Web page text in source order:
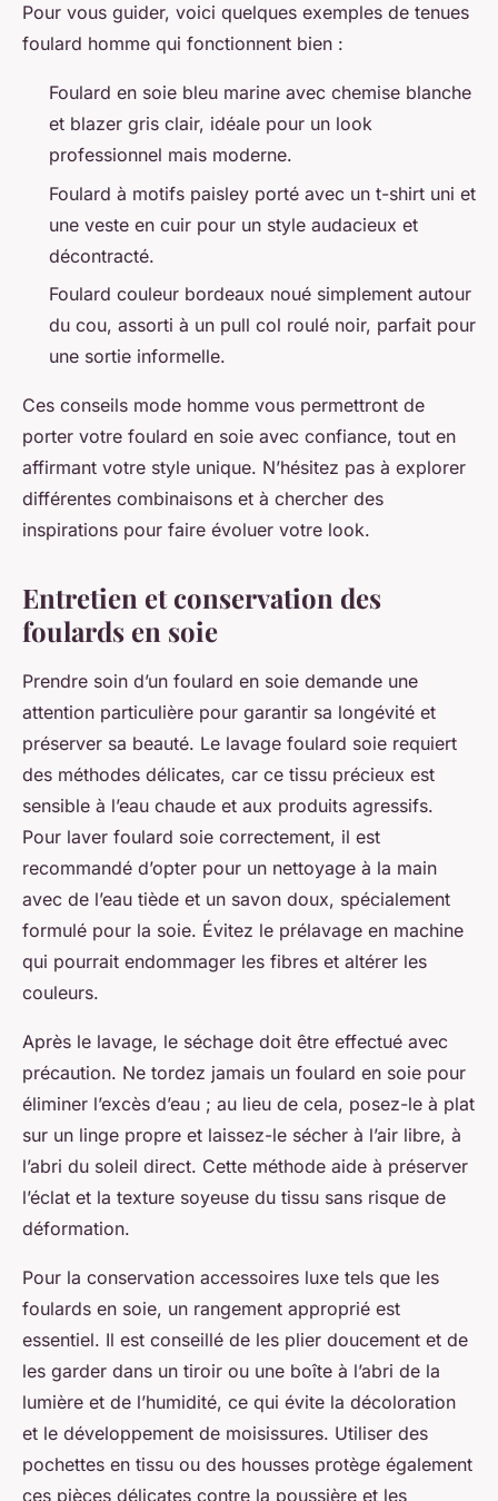
Pour vous guider, voici quelques exemples de tenues
foulard homme qui fonctionnent bien :
Foulard en soie bleu marine avec chemise blanche
et blazer gris clair, idéale pour un look
professionnel mais moderne.
Foulard à motifs paisley porté avec un t-shirt uni et
une veste en cuir pour un style audacieux et
décontracté.
Foulard couleur bordeaux noué simplement autour
du cou, assorti à un pull col roulé noir, parfait pour
une sortie informelle.
Ces conseils mode homme vous permettront de
porter votre foulard en soie avec confiance, tout en
affirmant votre style unique. N’hésitez pas à explorer
différentes combinaisons et à chercher des
inspirations pour faire évoluer votre look.
Entretien et conservation des
foulards en soie
Prendre soin d’un foulard en soie demande une
attention particulière pour garantir sa longévité et
préserver sa beauté. Le lavage foulard soie requiert
des méthodes délicates, car ce tissu précieux est
sensible à l’eau chaude et aux produits agressifs.
Pour laver foulard soie correctement, il est
recommandé d’opter pour un nettoyage à la main
avec de l’eau tiède et un savon doux, spécialement
formulé pour la soie. Évitez le prélavage en machine
qui pourrait endommager les fibres et altérer les
couleurs.
Après le lavage, le séchage doit être effectué avec
précaution. Ne tordez jamais un foulard en soie pour
éliminer l’excès d’eau ; au lieu de cela, posez-le à plat
sur un linge propre et laissez-le sécher à l’air libre, à
l’abri du soleil direct. Cette méthode aide à préserver
l’éclat et la texture soyeuse du tissu sans risque de
déformation.
Pour la conservation accessoires luxe tels que les
foulards en soie, un rangement approprié est
essentiel. Il est conseillé de les plier doucement et de
les garder dans un tiroir ou une boîte à l’abri de la
lumière et de l’humidité, ce qui évite la décoloration
et le développement de moisissures. Utiliser des
pochettes en tissu ou des housses protège également
ces pièces délicates contre la poussière et les